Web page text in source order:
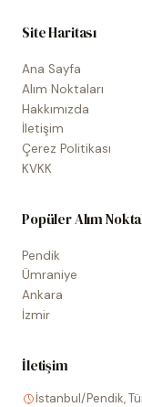
Site Haritası
Ana Sayfa
Alım Noktaları
Hakkımızda
İletişim
Çerez Politikası
KVKK
Popüler Alım
Pendik
Ümraniye
Ankara
İzmir
İletişim
İstanbul/Pendik,